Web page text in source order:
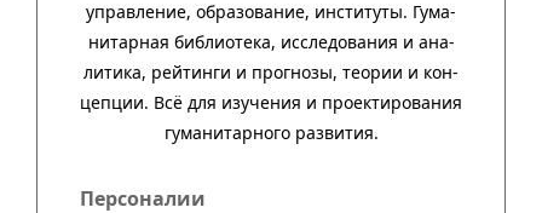
управ­ле­ние, обра­зо­ва­ние, инсти­туты. Гума­
нитар­ная биб­лио­тека, иссле­до­ва­ния и ана­
ли­тика, рей­тинги и прог­нозы, тео­рии и кон­
цеп­ции. Всё для изу­че­ния и про­ек­тиро­ва­ния
гума­нитар­ного развития.
Персоналии